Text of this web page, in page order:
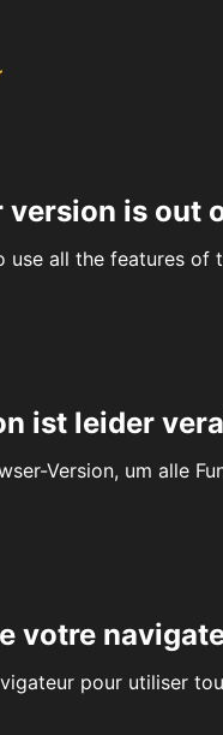
version is out
use all the features of
ist leider
Version, um alle
votre
pour utiliser